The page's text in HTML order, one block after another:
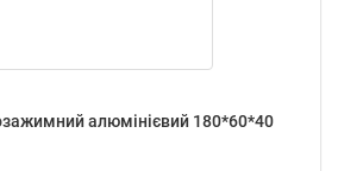
алюмінієвий 180*60*40